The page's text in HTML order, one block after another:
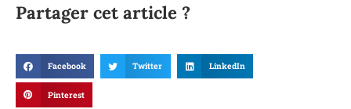
Partager cet article ?
Facebook Twitter LinkedIn
Pinterest